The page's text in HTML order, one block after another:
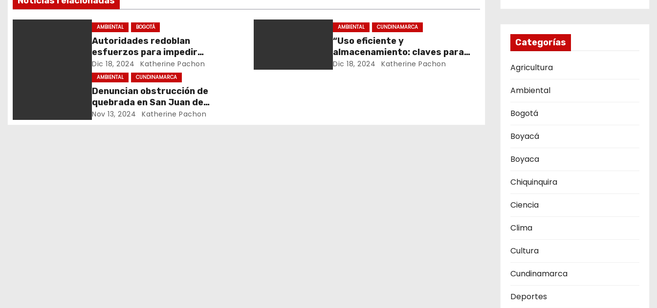
e
ó
AMBIENTAL BOGOTÁ
Autoridades redoblan
esfuerzos para impedir
extracción de musgo y otras
especies en páramo Cruz Verde
Dic 18, 2024 Katherine Pachon
AMBIENTAL CUNDINAMARCA
“Uso eficiente y
almacenamiento: claves para
enfrentar la temporada seca de
Dic 18, 2024 Katherine Pachon
AMBIENTAL CUNDINAMARCA
Denuncian obstrucción de
quebrada en San Juan de
Rioseco para uso privado
Nov 13, 2024 Katherine Pachon
Categorías
Agricultura
Ambiental
Bogotá
Boyacá
Boyaca
Chiquinquira
Ciencia
Clima
Cultura
Cundinamarca
Deportes